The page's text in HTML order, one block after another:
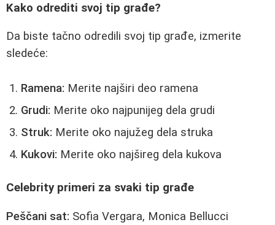
Kako odrediti svoj tip građe?
Da biste tačno odredili svoj tip građe, izmerite
sledeće:
Ramena: Merite najširi deo ramena
Grudi: Merite oko najpunijeg dela grudi
Struk: Merite oko najužeg dela struka
Kukovi: Merite oko najšireg dela kukova
Celebrity primeri za svaki tip građe
Peščani sat: Sofia Vergara, Monica Bellucci